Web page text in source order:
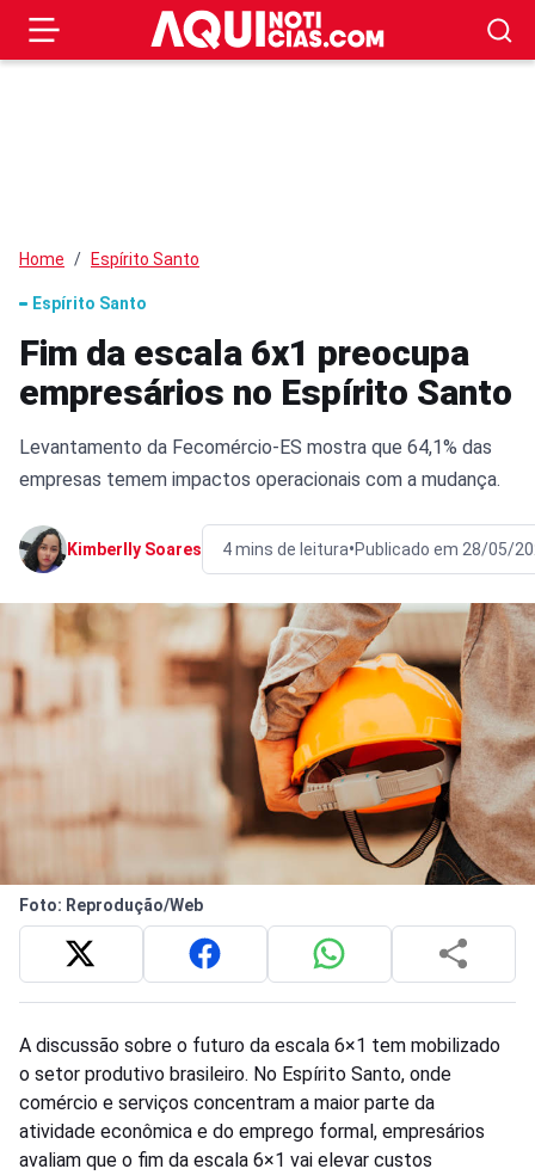
Home Espírito Santo
Espírito Santo
Fim da escala 6x1 preocupa
empresários no Espírito Santo
Levantamento da Fecomércio-ES mostra que 64,1% das
empresas temem impactos operacionais com a mudança.
Kimberlly Soares 4 mins de leitura•Publicado em 28/05/
Foto: Reprodução/Web
A discussão sobre o futuro da escala 6×1 tem mobilizado
o setor produtivo brasileiro. No Espírito Santo, onde
comércio e serviços concentram a maior parte da
atividade econômica e do emprego formal, empresários
avaliam que o fim da escala 6×1 vai elevar custos